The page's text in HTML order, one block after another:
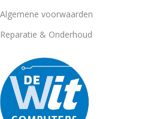
Algemene voorwaarden
Reparatie & Onderhoud